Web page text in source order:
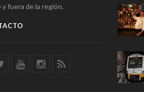
fuera de la región.